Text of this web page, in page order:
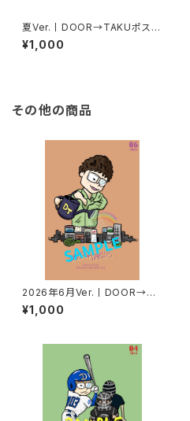
夏Ver.丨DOOR→TAKUポスト
カード【2枚セット】
¥1,000
その他の商品
2026年6月Ver.丨DOOR→TA
KUポストカード
¥1,000